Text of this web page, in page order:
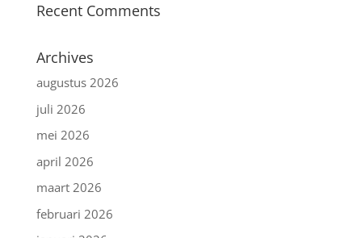
Recent Comments
Archives
augustus 2026
juli 2026
mei 2026
april 2026
maart 2026
februari 2026